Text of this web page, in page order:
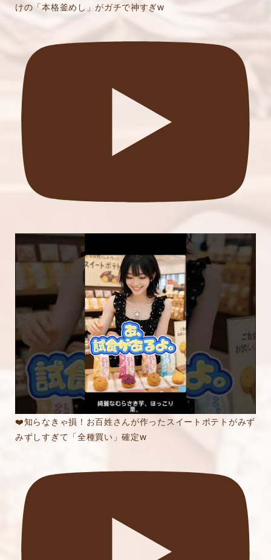
けの「本格釜めし」がガチで神すぎw
❤️知らなきゃ損！お百姓さんが作ったスイートポテトがみず
みずしすぎて「全種買い」確定w